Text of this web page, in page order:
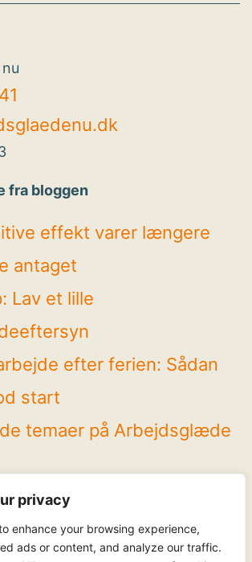
privacy
enhance your browsing experience,
ads or content, and analyze our traffic.
fra bloggen
effekt varer længere
antaget
Lav et lille
efter ferien: Sådan
start
temaer på Arbejdsglæde
Brug sommeren til at rydde